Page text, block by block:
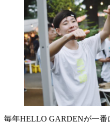
毎年HELLO GARDENが一